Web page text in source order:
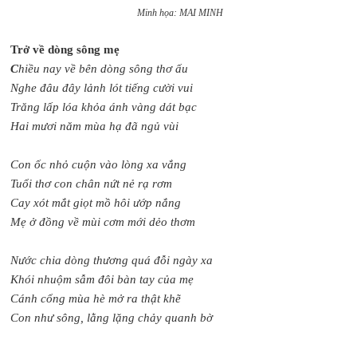
Minh họa: MAI MINH
Trở về dòng sông mẹ
Chiều nay về bên dòng sông thơ ấu
Nghe đâu đây lảnh lót tiếng cười vui
Trăng lấp lóa khỏa ánh vàng dát bạc
Hai mươi năm mùa hạ đã ngủ vùi
Con ốc nhỏ cuộn vào lòng xa vắng
Tuổi thơ con chân nứt nẻ rạ rơm
Cay xót mắt giọt mồ hôi ướp nắng
Mẹ ở đồng về mùi cơm mới dẻo thơm
Nước chia dòng thương quá đỗi ngày xa
Khói nhuộm sẫm đôi bàn tay của mẹ
Cánh cổng mùa hè mở ra thật khẽ
Con như sông, lằng lặng chảy quanh bờ